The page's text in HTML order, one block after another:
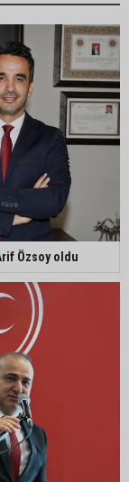
Yıldırım:
haddinize değildir”
şelalede hayatını
Burnham uzaya
anız uyarısı
başladı
Özsoy oldu